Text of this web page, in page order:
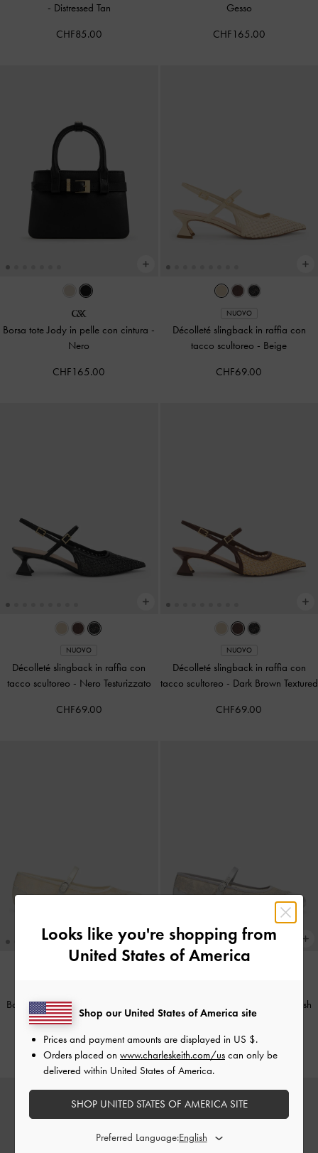
- Distressed Tan
CHF85.00
Gesso
CHF165.00
Borsa tote Jody in pelle con cintura -
Nero
CHF165.00
NUOVO
Décolleté slingback in raffia con
tacco scultoreo - Beige
CHF69.00
NUOVO
Décolleté slingback in raffia con
tacco scultoreo - Nero Testurizzato
CHF69.00
NUOVO
Décolleté slingback in raffia con
tacco scultoreo - Dark Brown Textured
CHF69.00
Ballerine Mary Jane in raso e mesh
ricamato-Bianco
CHF65.00
Ballerine Mary Jane in raso e mesh
ricamato -Argento
CHF65.00
Looks like you're shopping from
United States of America
Shop our United States of America site
Prices and payment amounts are displayed in US $.
Orders placed on www.charleskeith.com/us can only be
delivered within United States of America.
SHOP UNITED STATES OF AMERICA SITE
Preferred Language: